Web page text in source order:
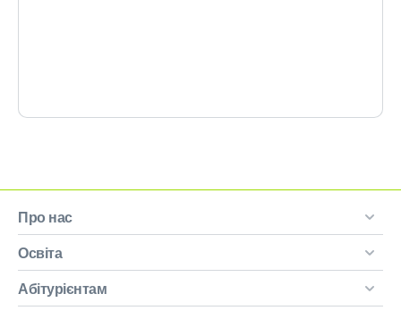
Про нас
Освіта
Абітурієнтам